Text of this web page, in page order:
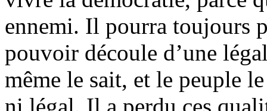
ennemi. Il pourra toujours
pouvoir découle d’une
même le sait, et le peuple
ni légal. Il a perdu ces